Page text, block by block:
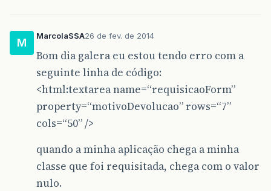
M
MarcolaSSA26 de fev. de 2014
Bom dia galera eu estou tendo erro com a
seguinte linha de código:
<html:textarea name=“requisicaoForm”
property=“motivoDevolucao” rows=“7”
cols=“50” />
quando a minha aplicação chega a minha
classe que foi requisitada, chega com o valor
nulo.